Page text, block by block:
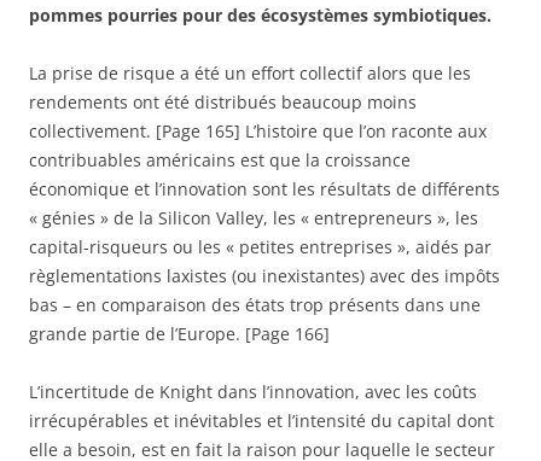
pommes pourries pour des écosystèmes symbiotiques.
La prise de risque a été un effort collectif alors que les
rendements ont été distribués beaucoup moins
collectivement. [Page 165] L’histoire que l’on raconte aux
contribuables américains est que la croissance
économique et l’innovation sont les résultats de différents
« génies » de la Silicon Valley, les « entrepreneurs », les
capital-risqueurs ou les « petites entreprises », aidés par
règlementations laxistes (ou inexistantes) avec des impôts
bas – en comparaison des états trop présents dans une
grande partie de l’Europe. [Page 166]
L’incertitude de Knight dans l’innovation, avec les coûts
irrécupérables et inévitables et l’intensité du capital dont
elle a besoin, est en fait la raison pour laquelle le secteur